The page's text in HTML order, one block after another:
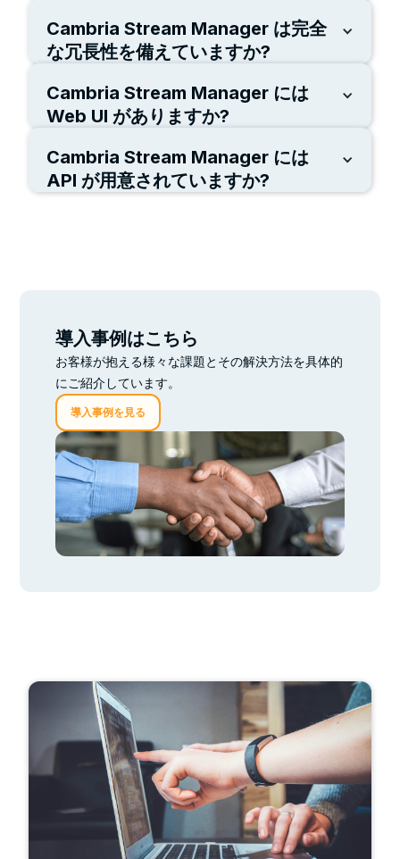
1 台の Cambria Manager で最大 150 の番組またはチ
ャンネルを制御できます。
Cambria Stream Manager は完全
な冗長性を備えていますか?
CSM はプログラムに対して完全かつ堅牢な冗長性を備
えており、N+1、N+M、または N+N の「アクティブ-
アクティブ」冗長モードで実行するように構成できま
す。マネージャー自体は、バックアップマネージャー
コンピューターまたは Kubernetes レプリカを通じて
冗長性を備えており、これらすべてが継続的な操作を
Cambria Stream Manager には
Web UI がありますか?
はい、Cambria Stream Web UI を使用すると、番組を
簡単に設定し、開始時間と終了時間をスケジュール
し、アクティブな番組を監視できます。
Cambria Stream Manager には
API が用意されていますか?
導入事例はこちら
お客様が抱える様々な課題とその解決方法を具体的
にご紹介しています。
導入事例を見る